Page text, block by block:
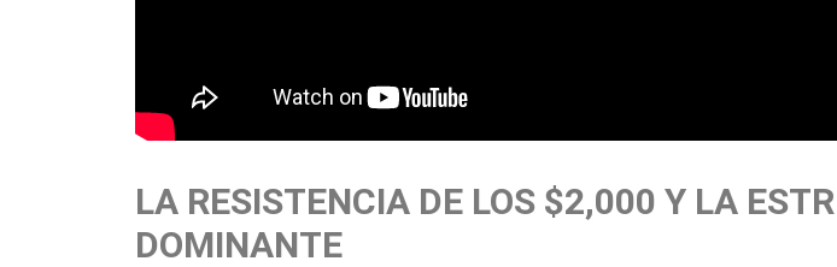
LA RESISTENCIA DE LOS $2,000 Y LA
DOMINANTE